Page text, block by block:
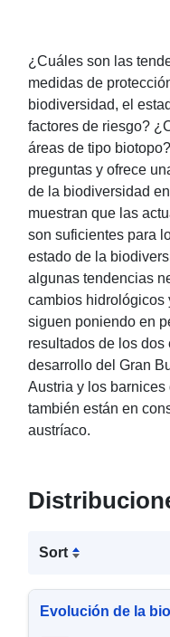
¿Cuáles son las
medidas de
biodiversidad, el
factores de riesgo?
áreas de tipo
preguntas y ofrece
de la biodiversidad
muestran que las
son suficientes para
estado de la
algunas tendencias
cambios hidrológicos
siguen poniendo en
resultados de los dos
desarrollo del Gran
Austria y los
también están en
austríaco.
Sort
Evolución de la